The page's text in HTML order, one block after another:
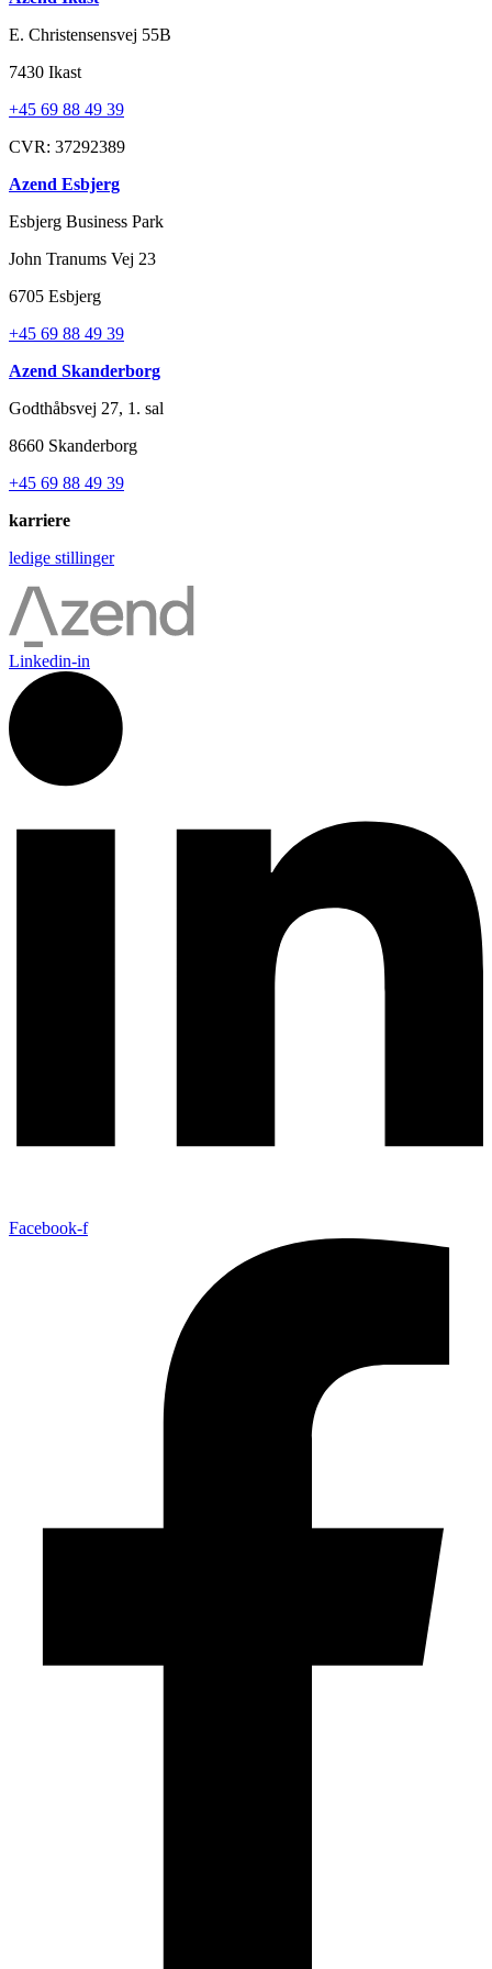
mark til forbruger. Der stilles også krav til sikkerhed og socialt
mindsker ressourceforbruget og gør det hurtigere og lettere at ændre
form og farver på designs, inden de går i produktion. Det kan du
læse mere om på
*Udgivet
11.02.20
E. Christensensvej 55B
7430 Ikast
+45 69 88 49 39
CVR: 37292389
Azend Esbjerg
Esbjerg Business Park
John Tranums Vej 23
6705 Esbjerg
+45 69 88 49 39
Azend Skanderborg
Godthåbsvej 27, 1. sal
8660 Skanderborg
+45 69 88 49 39
karriere
ledige stillinger
Linkedin-in
Facebook-f